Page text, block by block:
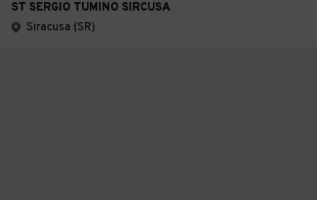
ST SERGIO TUMINO SIRCUSA
Siracusa (SR)